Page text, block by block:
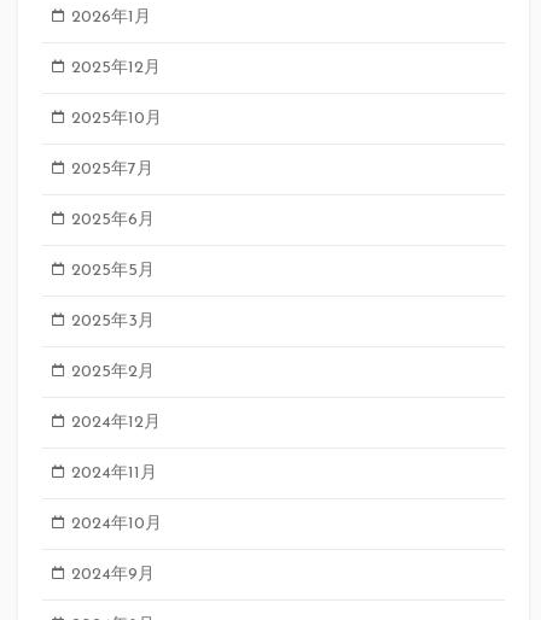
2026年1月
2025年12月
2025年10月
2025年7月
2025年6月
2025年5月
2025年3月
2025年2月
2024年12月
2024年11月
2024年10月
2024年9月